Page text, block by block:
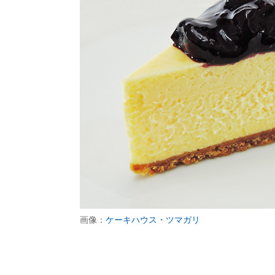
画像： ケーキハウス・ツマガリ